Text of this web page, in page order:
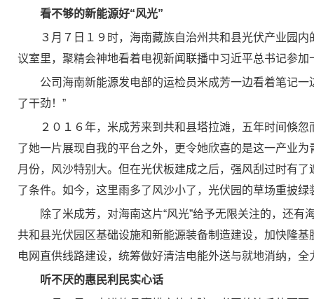
看不够的新能源好“风光”
３月７日１９时，海南藏族自治州共和县光伏产业园
议室里，聚精会神地看着电视新闻联播中习近平总书记参
公司海南新能源发电部的运检员米成芳一边看着笔记
了干劲！”
２０１６年，米成芳来到共和县塔拉滩，五年时间倏
了她一片展现自我的平台之外，更令她欣喜的是这一产业
月份，风沙特别大。但在光伏板建成之后，强风刮过时有
了条件。如今，这里雨多了风沙小了，光伏园的草场重披
除了米成芳，对海南这片“风光”给予无限关注的，还
共和县光伏园区基础设施和新能源装备制造建设，加快隆
电网直供线路建设，统筹做好清洁电能外送与就地消纳，全
听不厌的惠民利民实心话